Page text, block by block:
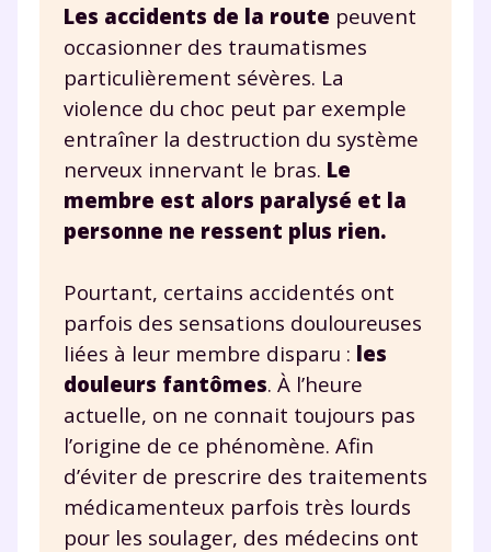
Les accidents de la route peuvent
occasionner des traumatismes
particulièrement sévères. La
violence du choc peut par exemple
entraîner la destruction du système
nerveux innervant le bras. Le
membre est alors paralysé et la
personne ne ressent plus rien.
Pourtant, certains accidentés ont
parfois des sensations douloureuses
liées à leur membre disparu : les
douleurs fantômes. À l’heure
actuelle, on ne connait toujours pas
l’origine de ce phénomène. Afin
d’éviter de prescrire des traitements
médicamenteux parfois très lourds
pour les soulager, des médecins ont